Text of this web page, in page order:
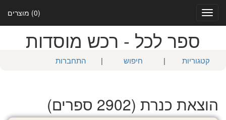
(0) מוצרים
Toggle
navigation
ספר לכל - רכש מוסדות
קטגוריות | חיפוש | התחברות
הוצאת כנרת (2902 ספרים)